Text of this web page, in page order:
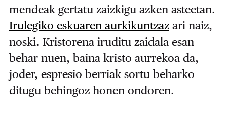
mendeak gertatu zaizkigu azken asteetan.
Irulegiko eskuaren aurkikuntzazari naiz,
noski. Kristorena iruditu zaidala esan
behar nuen, baina kristo aurrekoa da,
joder, espresio berriak sortu beharko
ditugu behingoz honen ondoren.